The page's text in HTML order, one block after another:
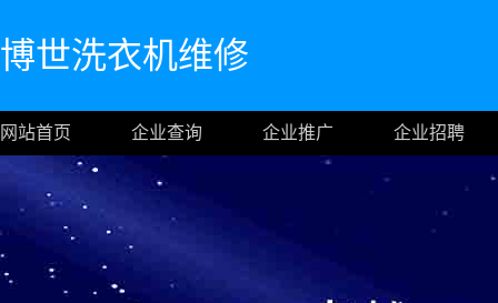
博世洗衣机维修
网站首页 企业查询 企业推广 企业招聘